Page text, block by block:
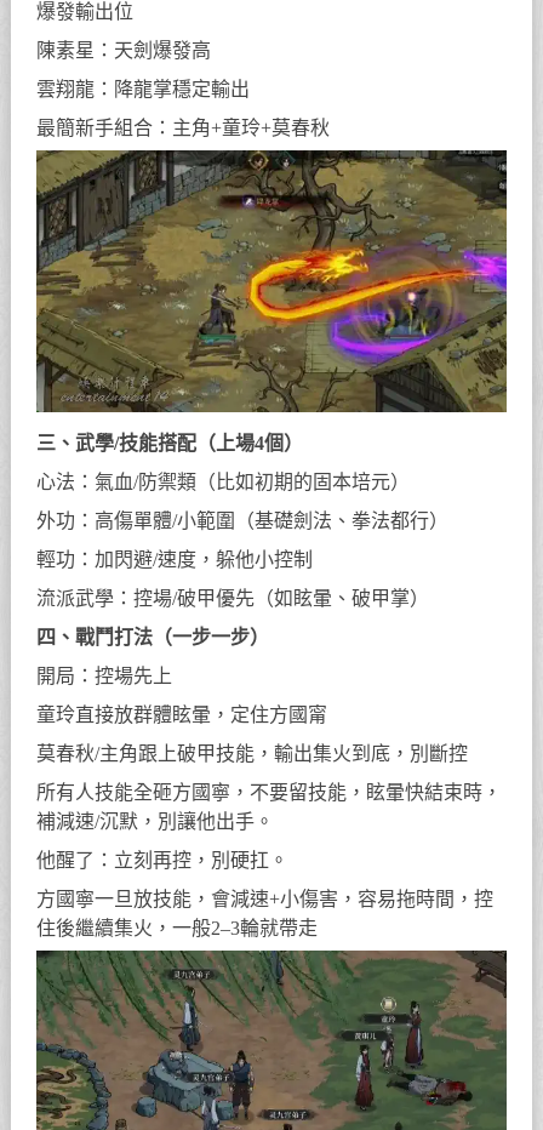
爆發輸出位
陳素星：天劍爆發高
雲翔龍：降龍掌穩定輸出
最簡新手組合：主角+童玲+莫春秋
三、武學/技能搭配（上場4個）
心法：氣血/防禦類（比如初期的固本培元）
外功：高傷單體/小範圍（基礎劍法、拳法都行）
輕功：加閃避/速度，躲他小控制
流派武學：控場/破甲優先（如眩暈、破甲掌）
四、戰鬥打法（一步一步）
開局：控場先上
童玲直接放群體眩暈，定住方國甯
莫春秋/主角跟上破甲技能，輸出集火到底，別斷控
所有人技能全砸方國寧，不要留技能，眩暈快結束時，
補減速/沉默，別讓他出手。
他醒了：立刻再控，別硬扛。
方國寧一旦放技能，會減速+小傷害，容易拖時間，控
住後繼續集火，一般2–3輪就帶走